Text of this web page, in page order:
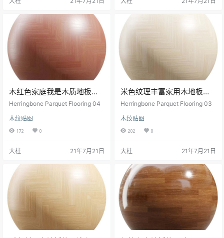
木红色家庭我是木质地板纹
理贴图
Herringbone Parquet Flooring 04
木纹贴图
172 0
大柱 21年7月21日
米色纹理丰富家用木地板纹
理材质
Herringbone Parquet Flooring 03
木纹贴图
202 0
大柱 21年7月21日